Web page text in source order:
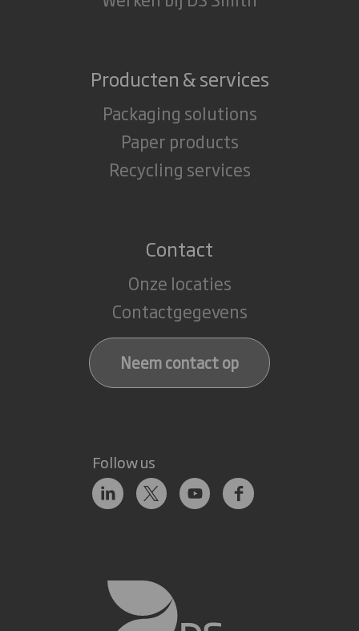
Producten & services
Packaging solutions
Paper products
Recycling services
Contact
Onze locaties
Contactgegevens
Neem contact op
Follow us